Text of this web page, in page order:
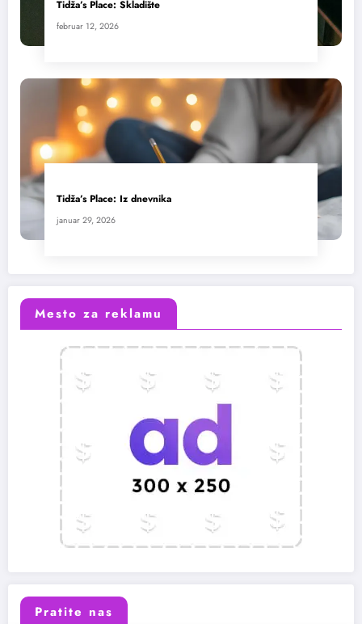
Tidža’s Place: Skladište
februar 12, 2026
Tidža’s Place: Iz dnevnika
januar 29, 2026
Mesto za reklamu
Pratite nas